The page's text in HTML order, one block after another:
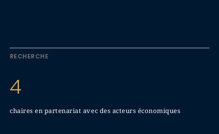
RECHERCHE
4
chaires en partenariat avec des acteurs économiques